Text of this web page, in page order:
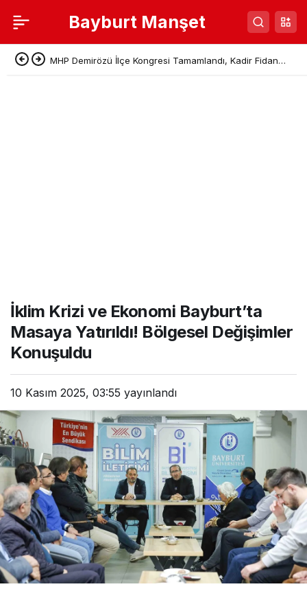
Bayburt Manşet
MHP Demirözü İlçe Kongresi Tamamlandı, Kadir Fidan
İklim Krizi ve Ekonomi Bayburt’ta
Masaya Yatırıldı! Bölgesel Değişimler
Konuşuldu
10 Kasım 2025, 03:55 yayınlandı